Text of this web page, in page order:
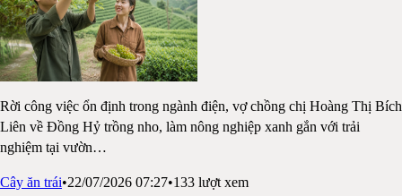
Rời công việc ổn định trong ngành điện, vợ chồng chị Hoàng Thị Bích
Liên về Đồng Hỷ trồng nho, làm nông nghiệp xanh gắn với trải
nghiệm tại vườn…
Cây ăn trái•22/07/2026 07:27•133 lượt xem